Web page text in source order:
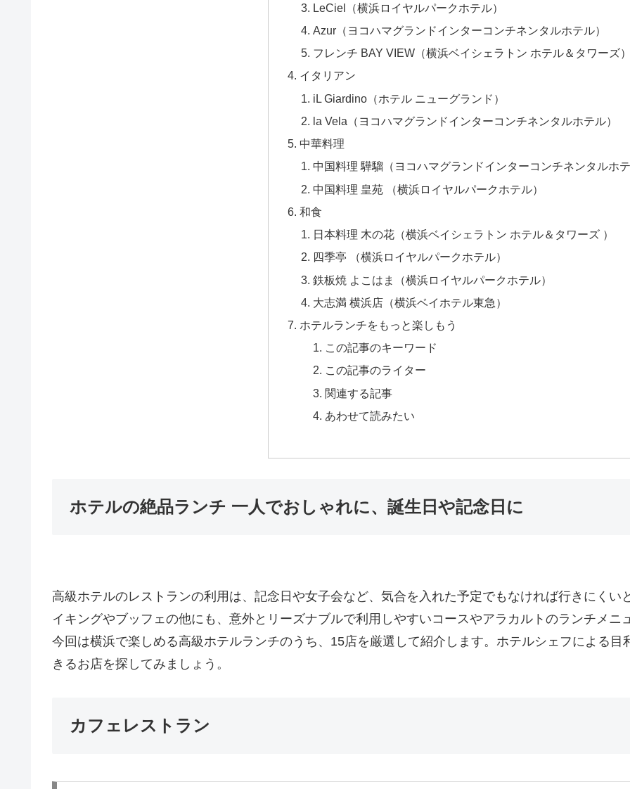
LeCiel（横浜ロイヤルパークホテル）
Azur（ヨコハマグランドインターコンチネンタルホテル）
フレンチ BAY VIEW（横浜ベイシェラトン ホテル＆タワーズ
イタリアン
iL Giardino（ホテル ニューグランド）
la Vela（ヨコハマグランドインターコンチネンタルホテル）
中華料理
中国料理 驊騮（ヨコハマグランドインターコンチネンタルホ
中国料理 皇苑 （横浜ロイヤルパークホテル）
和食
日本料理 木の花（横浜ベイシェラトン ホテル＆タワーズ ）
四季亭 （横浜ロイヤルパークホテル）
鉄板焼 よこはま（横浜ロイヤルパークホテル）
大志満 横浜店（横浜ベイホテル東急）
ホテルランチをもっと楽しもう
この記事のキーワード
この記事のライター
関連する記事
あわせて読みたい
ホテルの絶品ランチ 一人でおしゃれに、誕生日や記念日に
高級ホテルのレストランの利用は、記念日や女子会など、気合を入れた予定でもなければ行きにく
イキングやブッフェの他にも、意外とリーズナブルで利用しやすいコースやアラカルトのランチメニ
今回は横浜で楽しめる高級ホテルランチのうち、15店を厳選して紹介します。ホテルシェフによる
きるお店を探してみましょう。
カフェレストラン